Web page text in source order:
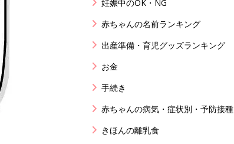
妊娠中のOK・NG
赤ちゃんの名前ランキング
出産準備・育児グッズランキング
お金
手続き
赤ちゃんの病気・症状別・予防接種
きほんの離乳食